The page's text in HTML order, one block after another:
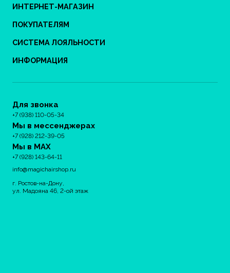
ИНТЕРНЕТ-МАГАЗИН
ПОКУПАТЕЛЯМ
СИСТЕМА ЛОЯЛЬНОСТИ
ИНФОРМАЦИЯ
Для звонка
+7 (938) 110-05-34
Мы в мессенджерах
+7 (928) 212-39-05
Мы в MAX
+7 (928) 143-64-11
info@magichairshop.ru
г. Ростов-на-Дону,
ул. Мадояна 46, 2-ой этаж